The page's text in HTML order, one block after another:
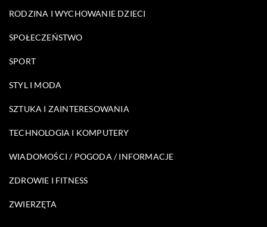
RODZINA I WYCHOWANIE DZIECI
SPOŁECZEŃSTWO
SPORT
STYL I MODA
SZTUKA I ZAINTERESOWANIA
TECHNOLOGIA I KOMPUTERY
WIADOMOŚCI / POGODA / INFORMACJE
ZDROWIE I FITNESS
ZWIERZĘTA